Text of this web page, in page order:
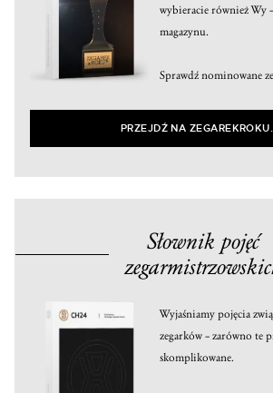
wybieracie również Wy
magazynu.
Sprawdź nominowane
PRZEJDŹ NA
Słownik pojęć
Wyjaśniamy pojęcia
zegarków – zarówno te
skomplikowane.